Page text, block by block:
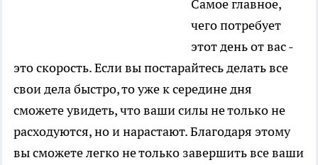
Самое главное,
чего потребует
этот день от вас -
это скорость. Если вы постарайтесь делать все
свои дела быстро, то уже к середине дня
сможете увидеть, что ваши силы не только не
расходуются, но и нарастают. Благодаря этому
вы сможете легко не только завершить все ваши